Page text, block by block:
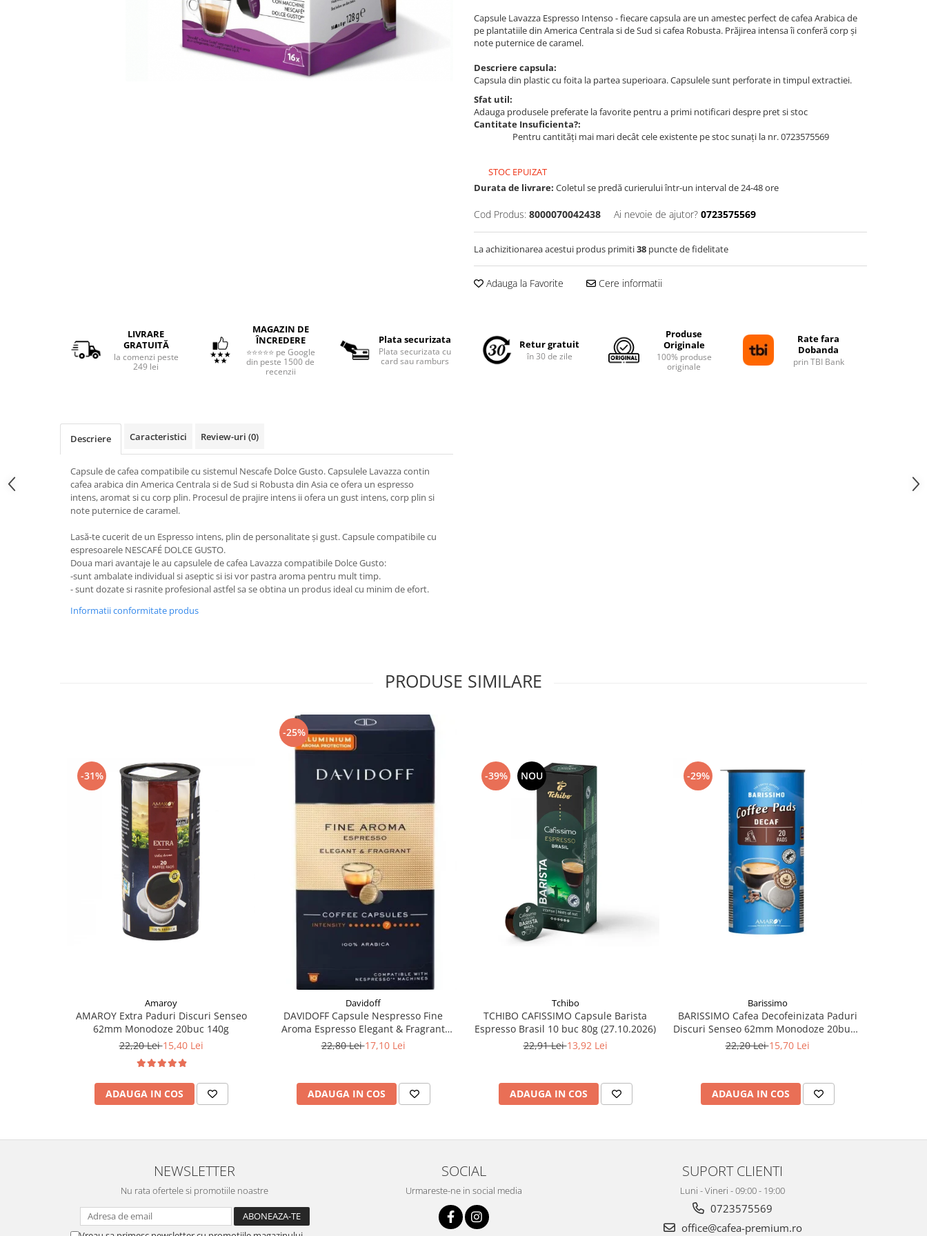
Capsule Lavazza Espresso Intenso - fiecare capsula are un amestec perfect de cafea Arabica de
pe plantatiile din America Centrala si de Sud si cafea Robusta. Prăjirea intensa îi conferă corp și
note puternice de caramel.
Descriere capsula:
Capsula din plastic cu foita la partea superioara. Capsulele sunt perforate in timpul extractiei.
Sfat util:
Adauga produsele preferate la favorite pentru a primi notificari despre pret si stoc
Cantitate Insuficienta?:
Pentru cantități mai mari decât cele existente pe stoc sunați la nr. 0723575569
STOC EPUIZAT
Durata de livrare: Coletul se predă curierului într-un interval de 24-48 ore
Cod Produs: 8000070042438 Ai nevoie de ajutor? 0723575569
La achizitionarea acestui produs primiti38 puncte de fidelitate
Adauga la Favorite Cere informatii
LIVRARE
GRATUITĂ
la comenzi peste
249 lei
MAGAZIN DE
ÎNCREDERE
⭐⭐⭐⭐⭐ pe Google
din peste 1500 de
recenzii
Plata securizata
Plata securizata cu
card sau ramburs
Retur gratuit
în 30 de zile
Produse
Originale
100% produse
originale
Rate fara
Dobanda
prin TBI Bank
Descriere Caracteristici Review-uri (0)
Capsule de cafea compatibile cu sistemul Nescafe Dolce Gusto. Capsulele Lavazza contin
cafea arabica din America Centrala si de Sud si Robusta din Asia ce ofera un espresso
intens, aromat si cu corp plin. Procesul de prajire intens ii ofera un gust intens, corp plin si
note puternice de caramel.
Lasă-te cucerit de un Espresso intens, plin de personalitate și gust. Capsule compatibile cu
espresoarele NESCAFÉ DOLCE GUSTO.
Doua mari avantaje le au capsulele de cafea Lavazza compatibile Dolce Gusto:
-sunt ambalate individual si aseptic si isi vor pastra aroma pentru mult timp.
- sunt dozate si rasnite profesional astfel sa se obtina un produs ideal cu minim de efort.
Informatii conformitate produs
PRODUSE SIMILARE
-31%
Amaroy
AMAROY Extra Paduri Discuri Senseo
62mm Monodoze 20buc 140g
22,20 Lei15,40 Lei
ADAUGA IN COS
-25%
Davidoff
DAVIDOFF Capsule Nespresso Fine
Aroma Espresso Elegant & Fragrant
10x5.5g
22,80 Lei17,10 Lei
ADAUGA IN COS
-39% NOU
Tchibo
TCHIBO CAFISSIMO Capsule Barista
Espresso Brasil 10 buc 80g (27.10.2026)
22,91 Lei13,92 Lei
ADAUGA IN COS
-29%
Barissimo
BARISSIMO Cafea Decofeinizata Paduri
Discuri Senseo 62mm Monodoze 20buc -
140g
22,20 Lei15,70 Lei
ADAUGA IN COS
NEWSLETTER
Nu rata ofertele si promotiile noastre
SOCIAL
Urmareste-ne in social media
SUPORT CLIENTI
Luni - Vineri - 09:00 - 19:00
0723575569
office@cafea-premium.ro